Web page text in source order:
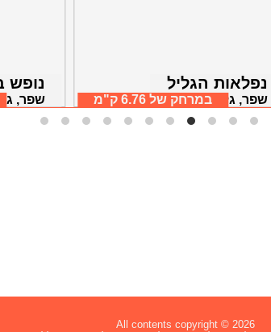
נופש
שפר,
נפלאות הגליל
שפר, גליל עליוןבמרחק של 6.76 ק"מ
All contents copyright © 2026